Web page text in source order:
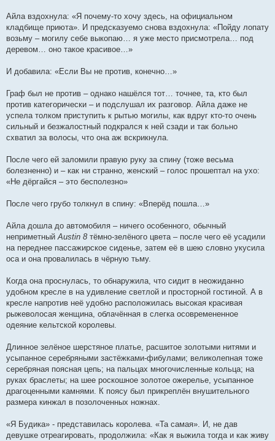
Айла вздохнула: «Я почему-то хочу здесь, на официальном
кладбище приюта». И предсказуемо снова вздохнула: «Пойду лопату
возьму – могилу себе выкопаю… я уже место присмотрела… под
деревом… оно такое красивое…»
И добавила: «Если Вы не против, конечно…»
Граф был не против – однако нашёлся тот… точнее, та, кто был
против категорически – и подслушал их разговор. Айла даже не
успела толком приступить к рытью могилы, как вдруг кто-то очень
сильный и безжалостный подкрался к ней сзади и так больно
схватил за волосы, что она аж вскрикнула.
После чего ей заломили правую руку за спину (тоже весьма
болезненно) и – как ни странно, женский – голос прошептал на ухо:
«Не дёргайся – это бесполезно»
После чего грубо толкнул в спину: «Вперёд пошла…»
Айла дошла до автомобиля – ничего особенного, обычный
неприметныйAustin 8 тёмно-зелёного цвета – после чего её усадили
на переднее пассажирское сиденье, затем её в шею словно укусила
оса и она провалилась в чёрную тьму.
Когда она проснулась, то обнаружила, что сидит в неожиданно
удобном кресле в на удивление светлой и просторной гостиной. А в
кресле напротив неё удобно расположилась высокая красивая
рыжеволосая женщина, облачённая в слегка осовремененное
одеяние кельтской королевы.
Длинное зелёное шерстяное платье, расшитое золотыми нитями и
усыпанное серебряными застёжками-фибулами; великолепная тоже
серебряная поясная цепь; на пальцах многочисленные кольца; на
руках браслеты; на шее роскошное золотое ожерелье, усыпанное
драгоценными камнями. К поясу был прикреплён внушительного
размера кинжал в позолоченных ножнах.
«Я Будика» - представилась королева. «Та самая». И, не дав
девушке отреагировать, продолжила: «Как я выжила тогда и как живу